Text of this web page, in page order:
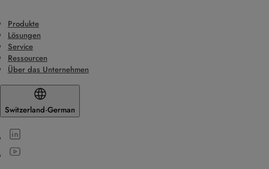
Produkte
Lösungen
Service
Ressourcen
Über das Unternehmen
Switzerland·German